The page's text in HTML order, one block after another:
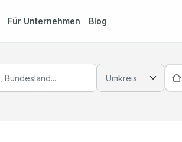
Für Unternehmen Blog